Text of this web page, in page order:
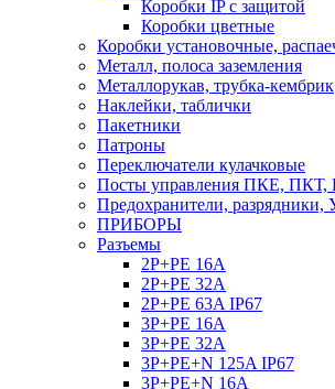
Коробки IP с защитой
Коробки цветные
Коробки установочные,
Металл, полоса заземления
Металлорукав, трубка-кембрик
Наклейки, таблички
Пакетники
Патроны
Переключатели кулачковые
Посты управления ПКЕ,
Предохранители,
ПРИБОРЫ
Разъемы
2P+PE 16A
2P+PE 32A
2P+PE 63A IP67
3P+PE 16A
3P+PE 32A
3P+PE+N 125A IP67
3P+PE+N 16A